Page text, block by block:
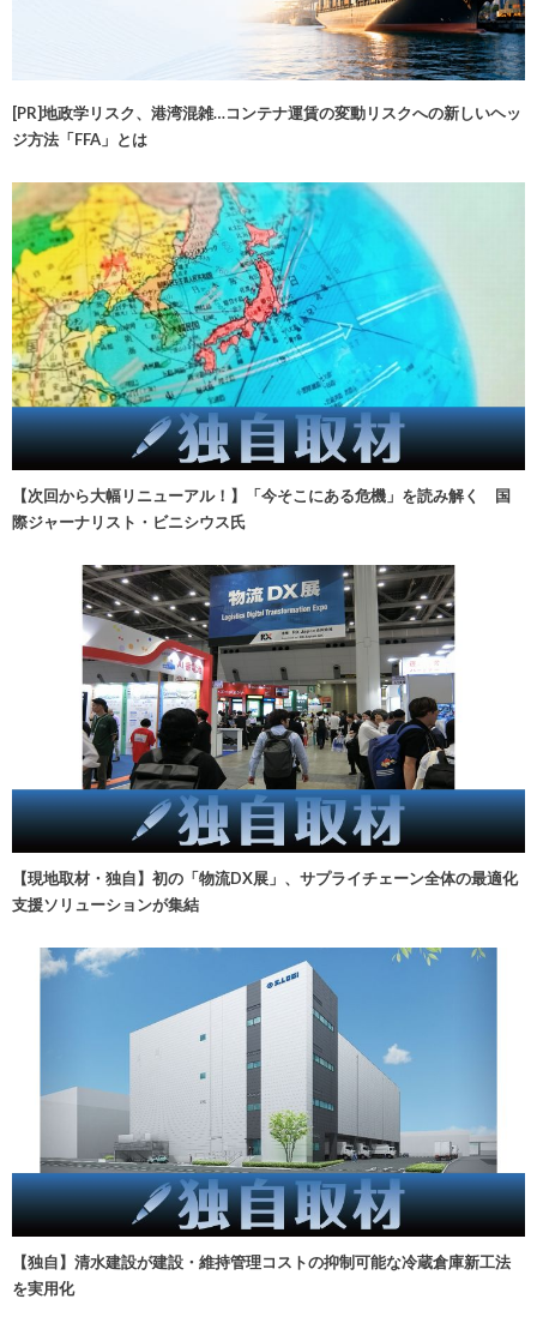
[PR]地政学リスク、港湾混雑…コンテナ運賃の変動リスクへの新しいヘッ
ジ方法「FFA」とは
【次回から大幅リニューアル！】「今そこにある危機」を読み解く 国
際ジャーナリスト・ビニシウス氏
【現地取材・独自】初の「物流DX展」、サプライチェーン全体の最適化
支援ソリューションが集結
【独自】清水建設が建設・維持管理コストの抑制可能な冷蔵倉庫新工法
を実用化